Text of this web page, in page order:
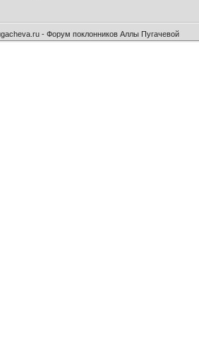
- Форум поклонников Аллы Пугачевой